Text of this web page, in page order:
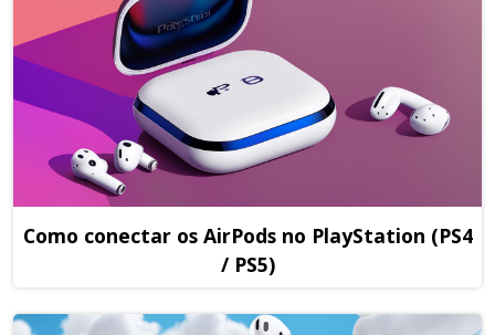
Como conectar os AirPods no PlayStation (PS4
/ PS5)